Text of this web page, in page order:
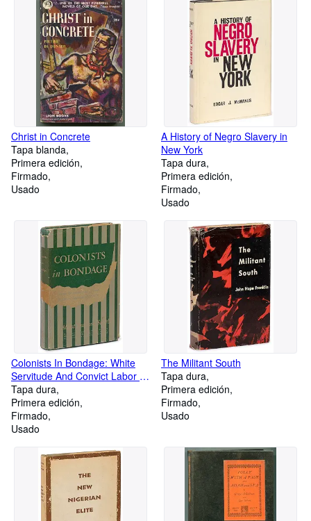
Christ in Concrete
Tapa blanda
Primera edición
Firmado
Usado
A History of Negro Slavery in
New York
Tapa dura
Primera edición
Firmado
Usado
Colonists In Bondage: White
Servitude And Convict Labor In
America 1607-1776
Tapa dura
Primera edición
Firmado
Usado
The Militant South
Tapa dura
Primera edición
Firmado
Usado